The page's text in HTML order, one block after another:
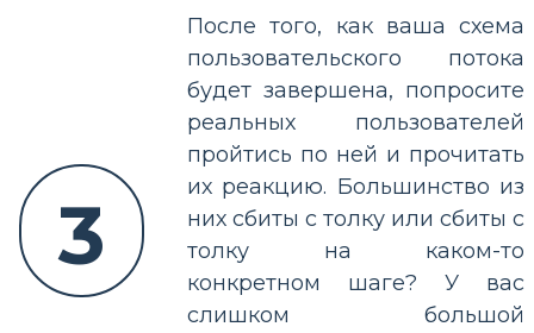
3
После того, как ваша схема
пользовательского потока
будет завершена, попросите
реальных пользователей
пройтись по ней и прочитать
их реакцию. Большинство из
них сбиты с толку или сбиты с
толку на каком-то
конкретном шаге? У вас
слишком большой